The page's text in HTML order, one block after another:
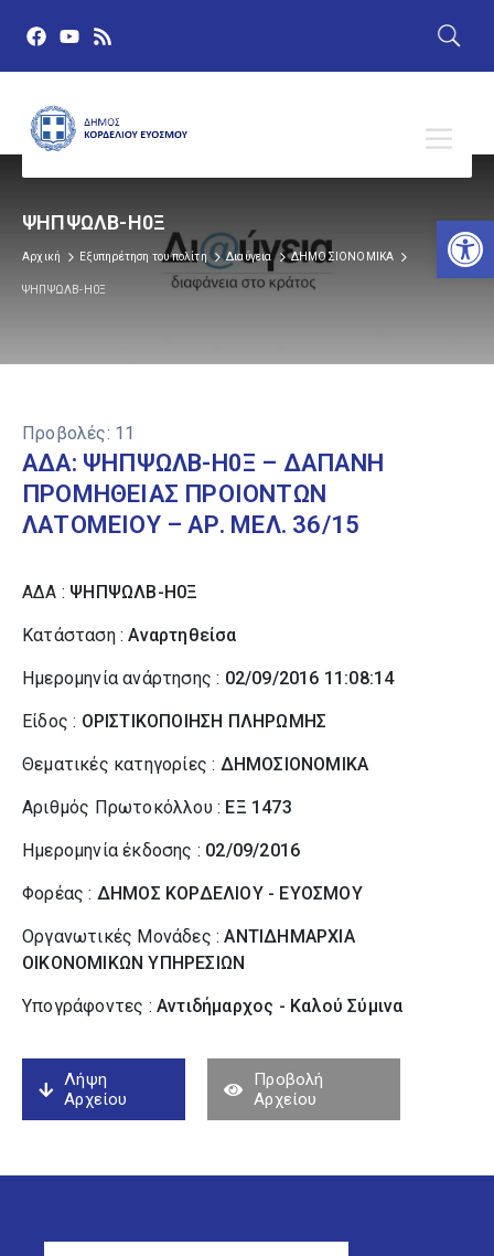
ΨΗΠΨΩΛΒ-Η0Ξ
Αρχική Εξυπηρέτηση του πολίτη Διαύγεια ΔΗΜΟΣΙΟΝΟΜΙΚΑ
ΨΗΠΨΩΛΒ-Η0Ξ
Προβολές: 11
ΑΔΑ: ΨΗΠΨΩΛΒ-Η0Ξ – ΔΑΠΑΝΗ
ΠΡΟΜΗΘΕΙΑΣ ΠΡΟΙΟΝΤΩΝ
ΛΑΤΟΜΕΙΟΥ – ΑΡ. ΜΕΛ. 36/15
ΑΔΑ : ΨΗΠΨΩΛΒ-Η0Ξ
Κατάσταση :Αναρτηθείσα
Ημερομηνία ανάρτησης : 02/09/2016 11:08:14
Είδος : ΟΡΙΣΤΙΚΟΠΟΙΗΣΗ ΠΛΗΡΩΜΗΣ
Θεματικές κατηγορίες : ΔΗΜΟΣΙΟΝΟΜΙΚΑ
Αριθμός Πρωτοκόλλου : ΕΞ 1473
Ημερομηνία έκδοσης : 02/09/2016
Φορέας : ΔΗΜΟΣ ΚΟΡΔΕΛΙΟΥ - ΕΥΟΣΜΟΥ
Οργανωτικές Μονάδες :ΑΝΤΙΔΗΜΑΡΧΙΑ
ΟΙΚΟΝΟΜΙΚΩΝ ΥΠΗΡΕΣΙΩΝ
Υπογράφοντες : Αντιδήμαρχος - Καλού Σύµινα
Λήψη
Αρχείου
Προβολή
Αρχείου